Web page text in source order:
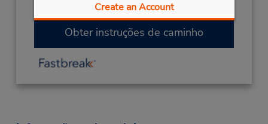
Create an Account
até o balcão de locação e o estacionamento.
Obter instruções de caminho